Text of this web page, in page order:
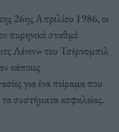
26ης Απριλίου 1986, οι
πυρηνικό σταθμό
Λένιν» του Τσέρνομπιλ
κάποιες
για ένα πείραμα που
τα συστήματα ασφαλείας.